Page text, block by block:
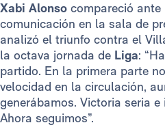
Xabi Alonso compareció
comunicación en la sala de
analizó el triunfo contra el
la octava jornada de Liga:
partido. En la primera parte
velocidad en la circulación,
generábamos. Victoria seria
Ahora seguimos”.